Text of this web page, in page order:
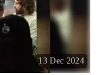
13 Dec 2024